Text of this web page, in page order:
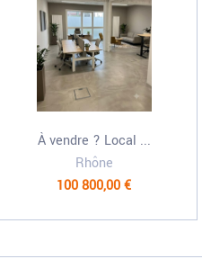
À vendre ? Local ...
Rhône
100 800,00 €